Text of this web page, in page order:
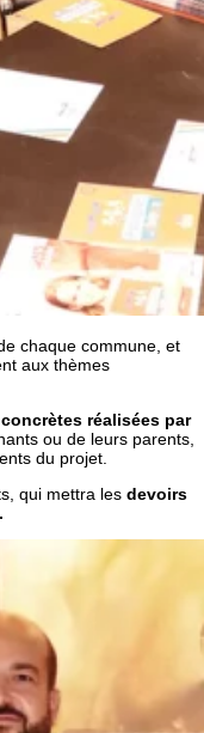
chaque commune, et
aux thèmes
réalisées par
ou de leurs parents,
du projet.
qui mettra les devoirs